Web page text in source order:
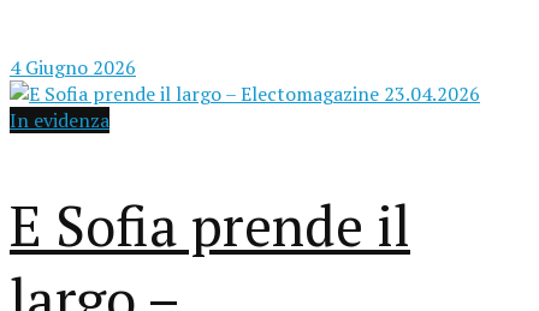
4 Giugno 2026
In evidenza
E Sofia prende il